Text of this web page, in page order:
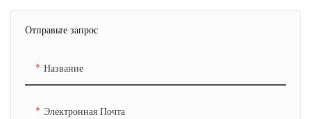
Отправьте запрос
Название
Электронная Почта
Термоперенос шерсти
разрешение Термоперенос
шерсти Термоперенос винила